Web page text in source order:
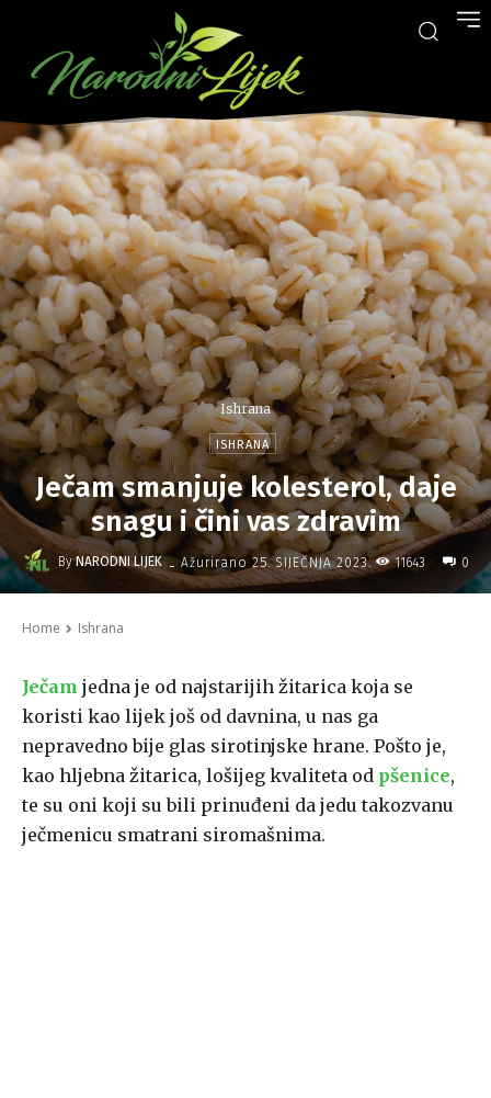
Ishrana
ISHRANA
Ječam smanjuje kolesterol, daje
snagu i čini vas zdravim
By NARODNI LIJEK - Ažurirano 25. SIJEČNJA 2023. 11643 0
Home Ishrana
Ječam jedna je od najstarijih žitarica koja se
koristi kao lijek još od davnina, u nas ga
nepravedno bije glas sirotinjske hrane. Pošto je,
kao hljebna žitarica, lošijeg kvaliteta od pšenice,
te su oni koji su bili prinuđeni da jedu takozvanu
ječmenicu smatrani siromašnima.